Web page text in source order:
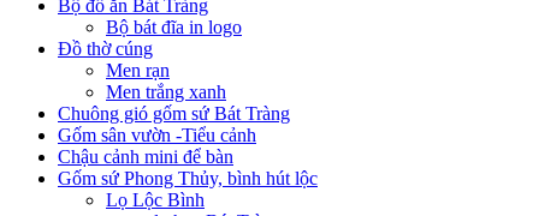
Bộ đồ ăn Bát Tràng
Bộ bát đĩa in logo
Đồ thờ cúng
Men rạn
Men trắng xanh
Chuông gió gốm sứ Bát Tràng
Gốm sân vườn -Tiểu cảnh
Chậu cảnh mini để bàn
Gốm sứ Phong Thủy, bình hút lộc
Lọ Lộc Bình